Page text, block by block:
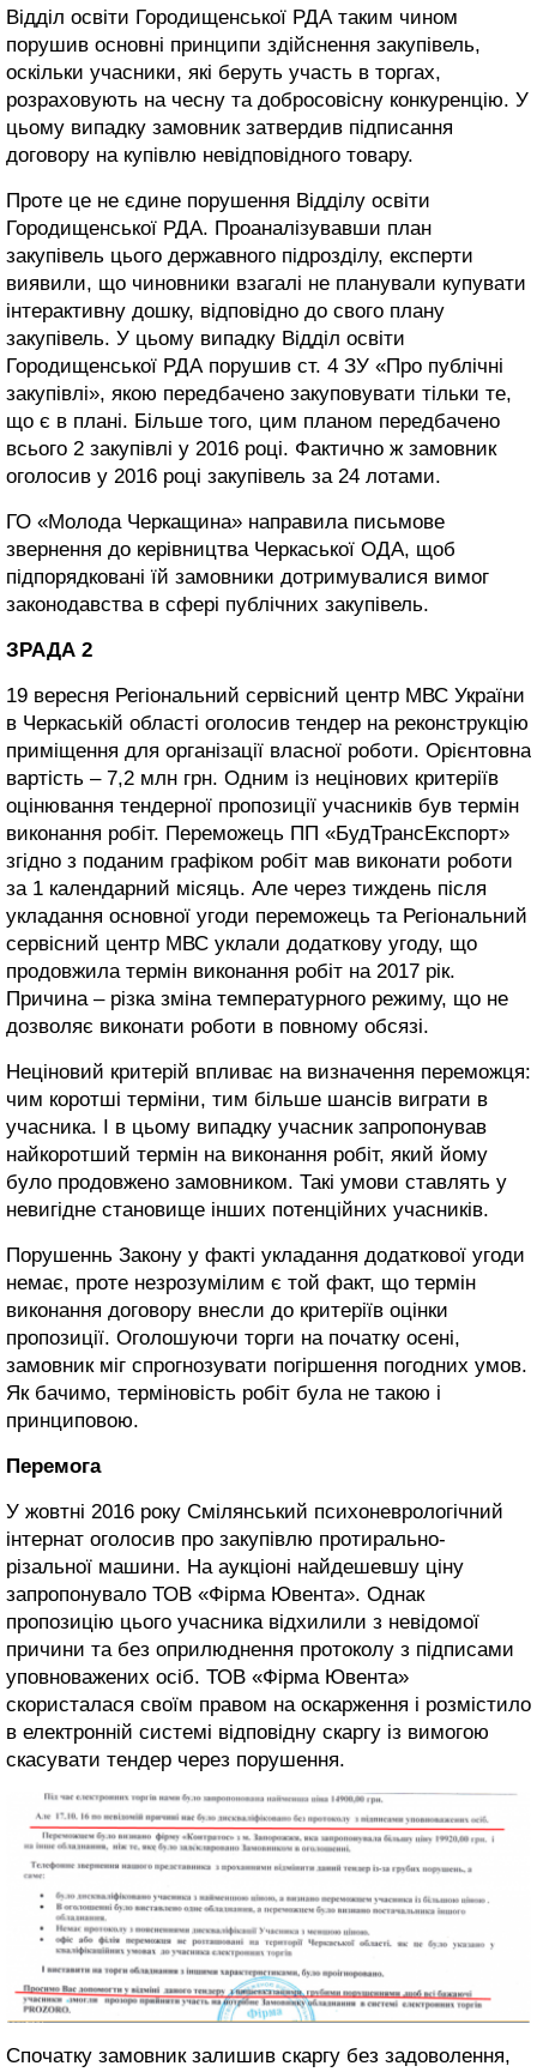
Відділ освіти Городищенської РДА таким чином
порушив основні принципи здійснення закупівель,
оскільки учасники, які беруть участь в торгах,
розраховують на чесну та добросовісну конкуренцію. У
цьому випадку замовник затвердив підписання
договору на купівлю невідповідного товару.
Проте це не єдине порушення Відділу освіти
Городищенської РДА. Проаналізувавши план
закупівель цього державного підрозділу, експерти
виявили, що чиновники взагалі не планували купувати
інтерактивну дошку, відповідно до свого плану
закупівель. У цьому випадку Відділ освіти
Городищенської РДА порушив ст. 4 ЗУ «Про публічні
закупівлі», якою передбачено закуповувати тільки те,
що є в плані. Більше того, цим планом передбачено
всього 2 закупівлі у 2016 році. Фактично ж замовник
оголосив у 2016 році закупівель за 24 лотами.
ГО «Молода Черкащина» направила письмове
звернення до керівництва Черкаської ОДА, щоб
підпорядковані їй замовники дотримувалися вимог
законодавства в сфері публічних закупівель.
ЗРАДА 2
19 вересня Регіональний сервісний центр МВС України
в Черкаській області оголосив тендер на реконструкцію
приміщення для організації власної роботи. Орієнтовна
вартість – 7,2 млн грн. Одним із нецінових критеріїв
оцінювання тендерної пропозиції учасників був термін
виконання робіт. Переможець ПП «БудТрансЕкспорт»
згідно з поданим графіком робіт мав виконати роботи
за 1 календарний місяць. Але через тиждень після
укладання основної угоди переможець та Регіональний
сервісний центр МВС уклали додаткову угоду, що
продовжила термін виконання робіт на 2017 рік.
Причина – різка зміна температурного режиму, що не
дозволяє виконати роботи в повному обсязі.
Неціновий критерій впливає на визначення переможця:
чим коротші терміни, тим більше шансів виграти в
учасника. І в цьому випадку учасник запропонував
найкоротший термін на виконання робіт, який йому
було продовжено замовником. Такі умови ставлять у
невигідне становище інших потенційних учасників.
Порушеннь Закону у факті укладання додаткової угоди
немає, проте незрозумілим є той факт, що термін
виконання договору внесли до критеріїв оцінки
пропозиції. Оголошуючи торги на початку осені,
замовник міг спрогнозувати погіршення погодних умов.
Як бачимо, терміновість робіт була не такою і
принциповою.
Перемога
У жовтні 2016 року Смілянський психоневрологічний
інтернат оголосив про закупівлю протирально-
різальної машини. На аукціоні найдешевшу ціну
запропонувало ТОВ «Фірма Ювента». Однак
пропозицію цього учасника відхилили з невідомої
причини та без оприлюднення протоколу з підписами
уповноважених осіб. ТОВ «Фірма Ювента»
скористалася своїм правом на оскарження і розмістило
в електронній системі відповідну скаргу із вимогою
скасувати тендер через порушення.
Спочатку замовник залишив скаргу без задоволення,